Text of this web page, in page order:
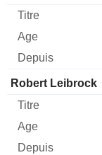
Robert Leibrock